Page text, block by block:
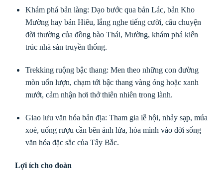
Khám phá bản làng: Dạo bước qua bản Lác, bản Kho
Mường hay bản Hiêu, lắng nghe tiếng cười, câu chuyện
đời thường của đồng bào Thái, Mường, khám phá kiến
trúc nhà sàn truyền thống.
Trekking ruộng bậc thang: Men theo những con đường
mòn uốn lượn, chạm tới bậc thang vàng óng hoặc xanh
mướt, cảm nhận hơi thở thiên nhiên trong lành.
Giao lưu văn hóa bản địa: Tham gia lễ hội, nhảy sạp, múa
xoè, uống rượu cần bên ánh lửa, hòa mình vào đời sống
văn hóa đặc sắc của Tây Bắc.
Lợi ích cho đoàn